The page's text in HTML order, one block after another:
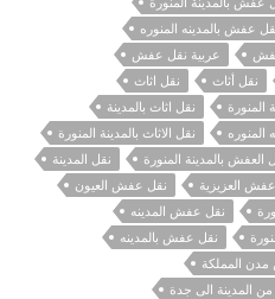
عفش بالمدينه المنوره
عربية نقل عفش
نقل أثاث
نقل اثاث
المنورة
نقل اثاث بالمدينة
المنوره
نقل الاثاث بالمدينة المنورة
العفش بالمدينة المنورة
نقل المدينة
العزيزية
نقل عفش العيون
نقل عفش المدينه
نقل عفش بالمدينه
المملكة
المدينة الى جدة